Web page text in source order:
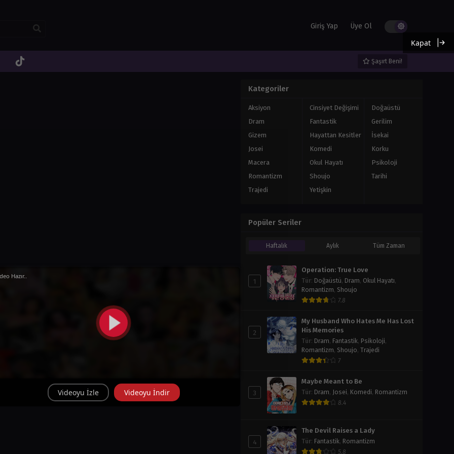
Giriş Yap Üye Ol
Şaşırt Beni!
Kategoriler
Aksiyon Cinsiyet Değişimi
Doğaüstü
Dram
Fantastik
Gerilim
Gizem
Hayattan Kesitler
İsekai
Josei
Komedi
Korku
Macera
Okul Hayatı
Psikoloji
Romantizm
Shoujo
Tarihi
Trajedi
Yetişkin
Popüler Seriler
Haftalık Aylık Tüm Zaman
1
Operation: True Love
Tür: Doğaüstü, Dram, Okul Hayatı,
Romantizm, Shoujo
7.8
2
My Husband Who Hates Me Has Lost
His Memories
Tür: Dram, Fantastik, Psikoloji,
Romantizm, Shoujo, Trajedi
7
3
Maybe Meant to Be
Tür: Dram, Josei, Komedi, Romantizm
8.4
4
The Devil Raises a Lady
Tür: Fantastik, Romantizm
5.8
Hazır..
Videoyu İzle Videoyu İndir
Kapat